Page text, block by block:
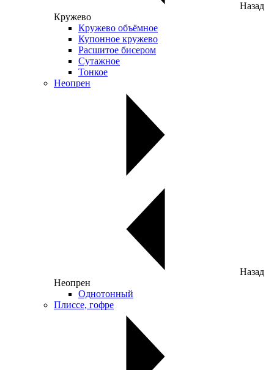
Назад
Кружево
Кружево объёмное
Купонное кружево
Расшитое бисером
Сутажное
Тонкое
Неопрен
Назад
Неопрен
Однотонный
Плиссе, гофре